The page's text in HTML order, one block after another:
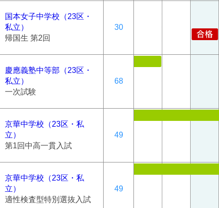
国本女子中学校（23区・
私立）
帰国生 第2回
30
慶應義塾中等部（23区・
私立）
一次試験
68
京華中学校（23区・私
立）
第1回中高一貫入試
49
京華中学校（23区・私
立）
適性検査型特別選抜入試
49